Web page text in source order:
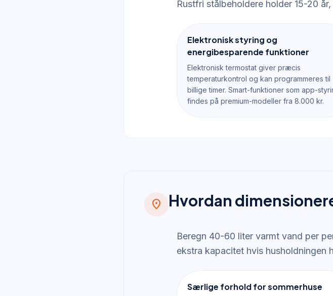
Rustfri stålbeholdere holder 15-20
Elektronisk styring og
energibesparende funktioner
Elektronisk termostat giver præcis
temperaturkontrol og kan programmeres til
billige timer. Smart-funktioner som app-
findes på premium-modeller fra 8.000 kr.
location_on Hvordan
Beregn 40-60 liter varmt vand per
ekstra kapacitet hvis husholdningen
Særlige forhold for sommerhuse